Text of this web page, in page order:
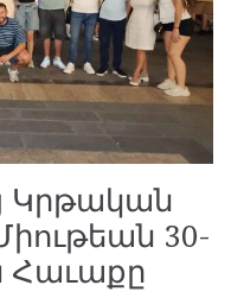
Կրթական
30-
Հաւաքը